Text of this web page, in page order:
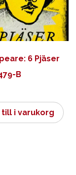
6 Pjäser
B
till i varukorg